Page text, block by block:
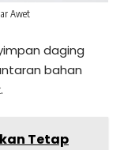
Awet
daging
bahan
Tetap